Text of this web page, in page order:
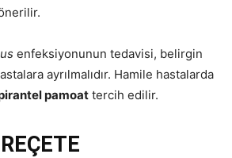
enfeksiyonunun tedavisi, belirgin
ayrılmalıdır. Hamile hastalarda
pamoat tercih edilir.